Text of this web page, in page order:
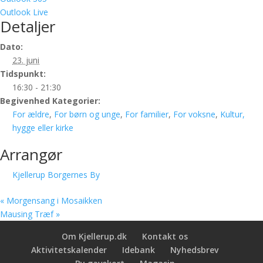
Outlook Live
Detaljer
Dato:
23. juni
Tidspunkt:
16:30 - 21:30
Begivenhed Kategorier:
For ældre, For børn og unge, For familier, For voksne, Kultur,
hygge eller kirke
Arrangør
Kjellerup Borgernes By
« Morgensang i Mosaikken
Mausing Træf »
Om Kjellerup.dk
Kontakt os
Aktivitetskalender
Idebank
Nyhedsbrev